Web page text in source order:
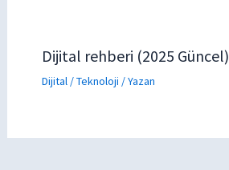
Dijital rehberi (2025 Güncel)
Dijital / Teknoloji / Yazan